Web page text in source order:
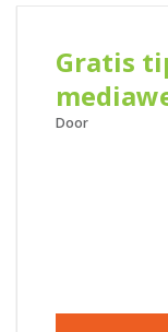
Gratis
Door